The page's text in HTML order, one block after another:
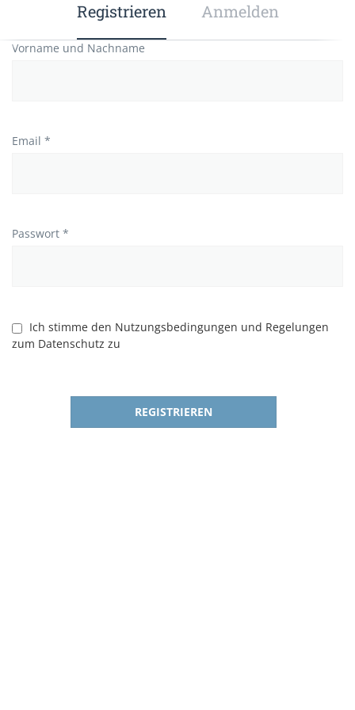
Registrieren Anmelden
Vorname und Nachname
Email *
Passwort *
Ich stimme den Nutzungsbedingungen und Regelungen
zum Datenschutz zu